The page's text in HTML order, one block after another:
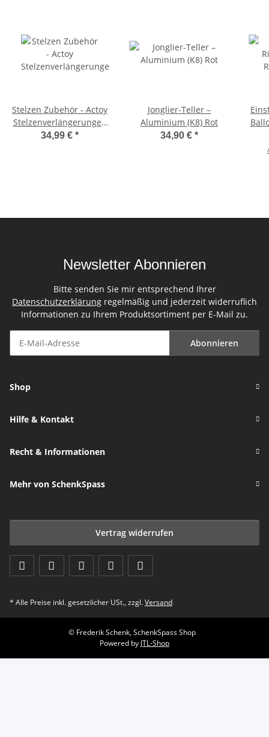
Stelzen Zubehör - Actoy
Stelzenverlängerungen
(Set) 22 mm (für grüne
34,99 € *
Jonglier-Teller –
Aluminium (K8) Rot
34,90 € *
Newsletter Abonnieren
Bitte senden Sie mir entsprechend Ihrer
Datenschutzerklärung regelmäßig und jederzeit widerruflich
Informationen zu Ihrem Produktsortiment per E-Mail zu.
Abonnieren
Shop
Hilfe & Kontakt
Recht & Informationen
Mehr von SchenkSpass
Vertrag widerrufen
* Alle Preise inkl. gesetzlicher USt., zzgl.Versand
© Frederik Schenk, SchenkSpass Shop
Powered by JTL-Shop